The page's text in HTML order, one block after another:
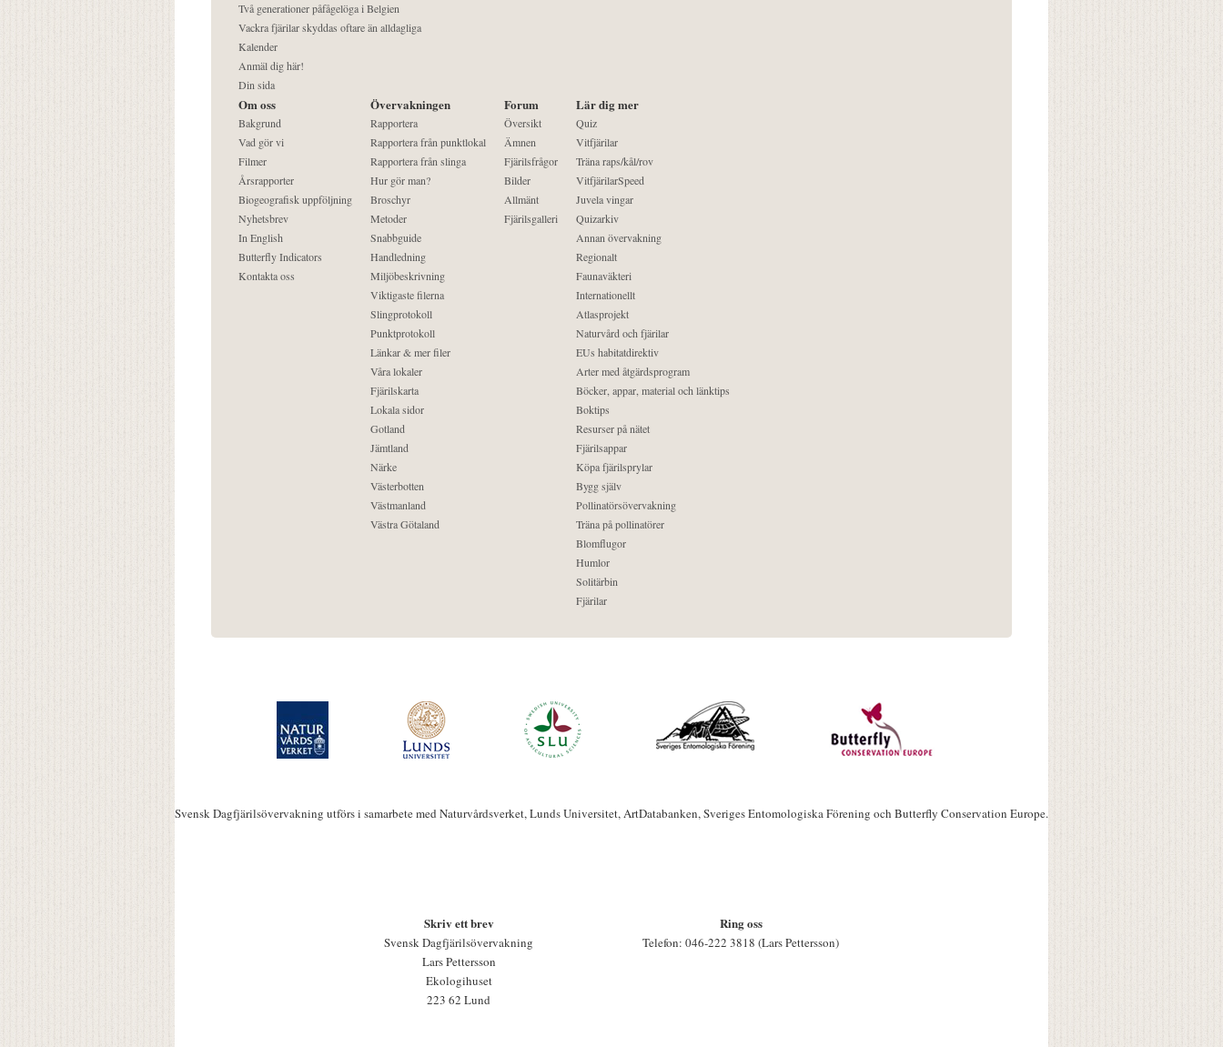
Två generationer påfågelöga i Belgien
Vackra fjärilar skyddas oftare än alldagliga
Kalender
Anmäl dig här!
Din sida
Om oss
Bakgrund
Vad gör vi
Filmer
Årsrapporter
Biogeografisk uppföljning
Nyhetsbrev
In English
Butterfly Indicators
Kontakta oss
Övervakningen
Rapportera
Rapportera från punktlokal
Rapportera från slinga
Hur gör man?
Broschyr
Metoder
Snabbguide
Handledning
Miljöbeskrivning
Viktigaste filerna
Slingprotokoll
Punktprotokoll
Länkar & mer filer
Våra lokaler
Fjärilskarta
Lokala sidor
Gotland
Jämtland
Närke
Västerbotten
Västmanland
Västra Götaland
Forum
Översikt
Ämnen
Fjärilsfrågor
Bilder
Allmänt
Fjärilsgalleri
Lär dig mer
Quiz
Vitfjärilar
Träna raps/kål/rov
VitfjärilarSpeed
Juvela vingar
Quizarkiv
Annan övervakning
Regionalt
Faunaväkteri
Internationellt
Atlasprojekt
Naturvård och fjärilar
EUs habitatdirektiv
Arter med åtgärdsprogram
Böcker, appar, material och länktips
Boktips
Resurser på nätet
Fjärilsappar
Köpa fjärilsprylar
Bygg själv
Pollinatörsövervakning
Träna på pollinatörer
Blomflugor
Humlor
Solitärbin
Fjärilar
Svensk Dagfjärilsövervakning utförs i samarbete med Naturvårdsverket, Lunds Universitet, ArtDatabanken, Sveriges Entomologiska Förening och Butterfly Conservation Europe.
Skriv ett brev
Svensk Dagfjärilsövervakning
Lars Pettersson
Ekologihuset
223 62 Lund
Ring oss
Telefon: 046-222 3818 (Lars Pettersson)